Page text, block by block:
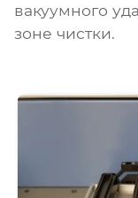
вакуумного
зоне чистки.